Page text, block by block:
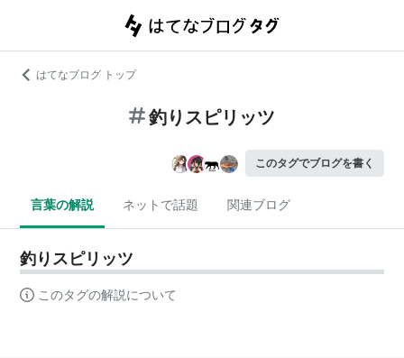
はてなブログ トップ
釣りスピリッツ
このタグでブログを書く
言葉の解説 ネットで話題 関連ブログ
釣りスピリッツ
このタグの解説について